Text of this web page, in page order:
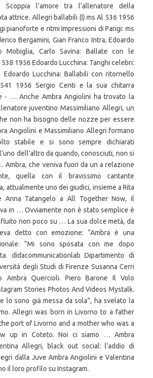
l’amore tra l’allenatore della
attrice. Allegri ballabili (I) ms Al 536 1956
pianoforte e ritmi Impressioni di Parigi: ms
Bergamini, Gian Franco Intra, Edoardo
Mobiglia, Carlo Savina: Ballate con le
1956 Edoardo Lucchina: Tanghi celebri:
Lucchina: Ballabili con ritornello
1956 Sergio Centi e la sua chitarra
- … Anche Ambra Angiolini ha trovato la
juventino Massimiliano Allegri, un
non ha bisogno delle nozze per essere
Angiolini e Massimiliano Allegri formano
stabile e si sono sempre dichiarati
dell’altro da quando, conosciuti, non si
Ambra, che veniva fuori da un a relazione
quella con il bravissimo cantante
attualmente uno dei giudici, insieme a Rita
Anna Tatangelo a All Together Now, il
in … Ovviamente non è stato semplice è
non poco su … La sua dolce metà, da
detto con emozione: “Ambra è una
“Mi sono sposata con me dopo
didacommunicationlab Dipartimento di
degli Studi di Firenze Susanna Cerri
Ambra Quercioli. Piero Barone Il Volo
Stories Photos And Videos Mystalk.
lo sono già messa da sola”, ha svelato la
Allegri was born in Livorno to a father
port of Livorno and a mother who was a
up in Coteto. Noi ci siamo … Ambra
Allegri, black out social: l’addio di
dalla Juve Ambra Angiolini e Valentina
il loro profilo su Instagram.